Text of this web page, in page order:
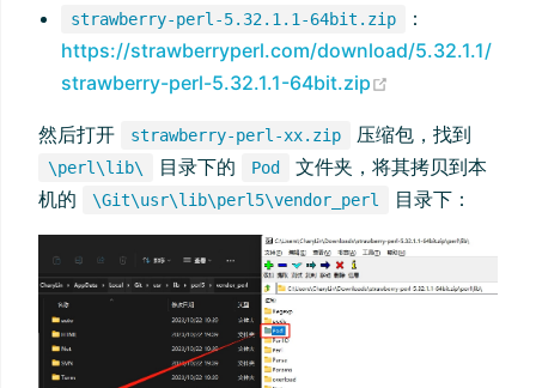
strawberry-perl-5.32.1.1-64bit.zip
：
https://strawberryperl.com/download/5.32.1.1/
strawberry-perl-5.32.1.1-64bit.zip
然后打开 strawberry-perl-xx.zip 压缩包，找到
\perl\lib\ 目录下的 Pod
文件夹，将其拷贝到本
机的
\Git\usr\lib\perl5\vendor_perl 目录下：